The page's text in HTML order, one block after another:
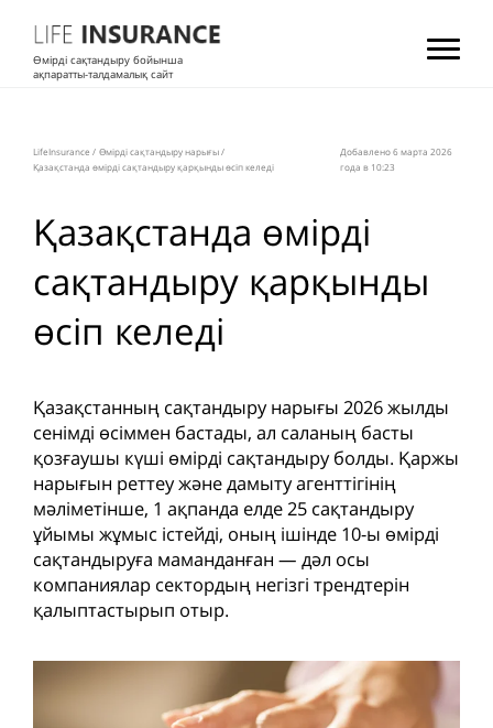
Өмірді сақтандыру бойынша
ақпаратты-талдамалық сайт
LifeInsurance / Өмірді сақтандыру нарығы/
Қазақстанда өмірді сақтандыру қарқынды өсіп келеді
Добавлено 6 мартa 2026
года в 10:23
Қазақстанда өмірді
сақтандыру қарқынды
өсіп келеді
Қазақстанның сақтандыру нарығы 2026 жылды
сенімді өсіммен бастады, ал саланың басты
қозғаушы күші өмірді сақтандыру болды. Қаржы
нарығын реттеу және дамыту агенттігінің
мәліметінше, 1 ақпанда елде 25 сақтандыру
ұйымы жұмыс істейді, оның ішінде 10-ы өмірді
сақтандыруға маманданған — дәл осы
компаниялар сектордың негізгі трендтерін
қалыптастырып отыр.